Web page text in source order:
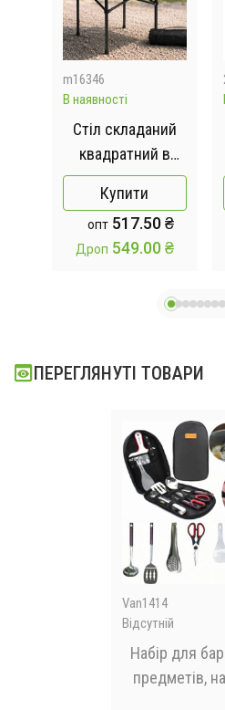
m16346
В наявності
Стіл складаний
квадратний в
чохлі 50х55х50см
Купити
опт517.50 ₴
Дроп 549.00 ₴
ПЕРЕГЛЯНУТІ ТОВАРИ
Van1414
Відсутній
Набір для
предметів,